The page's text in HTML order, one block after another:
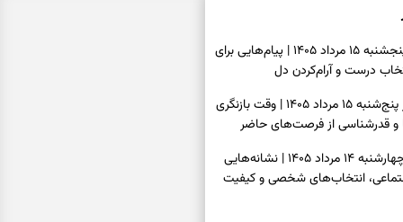
فال انبیا امروز پنجشنبه ۱۵ مرداد ۱۴۰۵ | پیام‌هایی برای
درست و آرام‌کردن دل
فال حافظ امروز پنج‌شنبه ۱۵ مرداد ۱۴۰۵ | وقت بازنگری
و قدرشناسی از فرصت‌های حاضر
فال اسم امروز چهارشنبه ۱۴ مرداد ۱۴۰۵ | نشانه‌هایی
انتخاب‌های شخصی و کیفیت